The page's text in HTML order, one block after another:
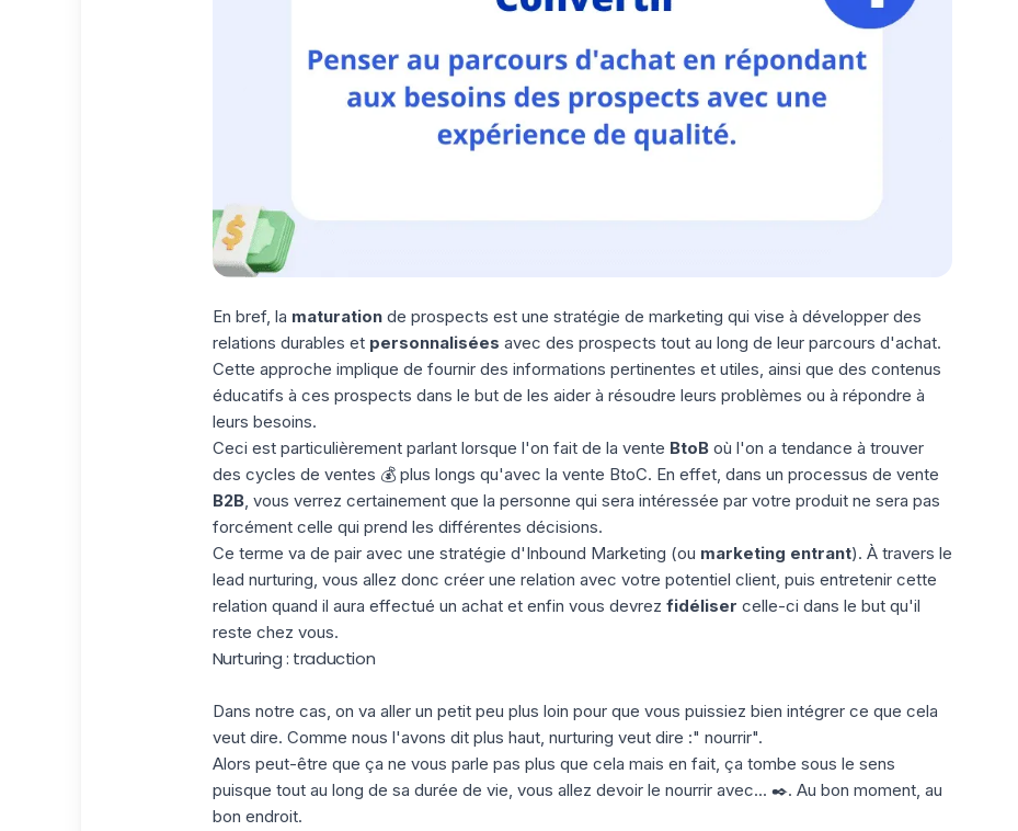
En bref, la maturationde prospects est une stratégie de marketing qui vise à développer des
relations durables et personnalisées avec des prospects tout au long de leur parcours d'achat.
Cette approche implique de fournir des informations pertinentes et utiles, ainsi que des contenus
éducatifs à ces prospects dans le but de les aider à résoudre leurs problèmes ou à répondre à
leurs besoins.
Ceci est particulièrement parlant lorsque l'on fait de la vente BtoBoù l'on a tendance à trouver
des cycles de ventes 💰 plus longs qu'avec la vente BtoC. En effet, dans un processus de vente
B2B, vous verrez certainement que la personne qui sera intéressée par votre produit ne sera pas
forcément celle qui prend les différentes décisions.
Ce terme va de pair avec une stratégie d'Inbound Marketing (ou marketing entrant). À travers le
lead nurturing, vous allez donc créer une relation avec votre potentiel client, puis entretenir cette
relation quand il aura effectué un achat et enfin vous devrez fidéliser celle-ci dans le but qu'il
reste chez vous.
Nurturing : traduction
Dans notre cas, on va aller un petit peu plus loin pour que vous puissiez bien intégrer ce que cela
veut dire. Comme nous l'avons dit plus haut, nurturing veut dire :" nourrir".
Alors peut-être que ça ne vous parle pas plus que cela mais en fait, ça tombe sous le sens
puisque tout au long de sa durée de vie, vous allez devoir le nourrir avec... ✒️. Au bon moment, au
bon endroit.